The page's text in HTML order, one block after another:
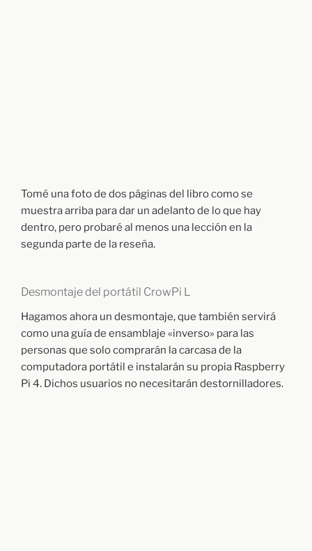
Tomé una foto de dos páginas del libro como se
muestra arriba para dar un adelanto de lo que hay
dentro, pero probaré al menos una lección en la
segunda parte de la reseña.
Desmontaje del portátil CrowPi L
Hagamos ahora un desmontaje, que también servirá
como una guía de ensamblaje «inverso» para las
personas que solo comprarán la carcasa de la
computadora portátil e instalarán su propia Raspberry
Pi 4. Dichos usuarios no necesitarán destornilladores.